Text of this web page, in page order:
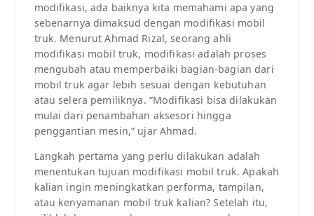
modifikasi, ada baiknya kita memahami apa yang
sebenarnya dimaksud dengan modifikasi mobil
truk. Menurut Ahmad Rizal, seorang ahli
modifikasi mobil truk, modifikasi adalah proses
mengubah atau memperbaiki bagian-bagian dari
mobil truk agar lebih sesuai dengan kebutuhan
atau selera pemiliknya. “Modifikasi bisa dilakukan
mulai dari penambahan aksesori hingga
penggantian mesin,” ujar Ahmad.
Langkah pertama yang perlu dilakukan adalah
menentukan tujuan modifikasi mobil truk. Apakah
kalian ingin meningkatkan performa, tampilan,
atau kenyamanan mobil truk kalian? Setelah itu,